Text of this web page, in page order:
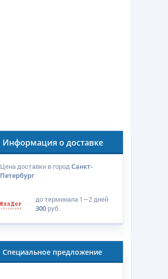
Информация о доставке
Цена доставки в городСанкт-
Петербург
до терминала 1—2 дней
300 руб.
Специальное предложение